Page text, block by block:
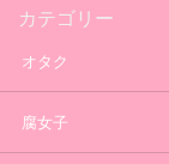
カテゴリー
オタク
腐女子